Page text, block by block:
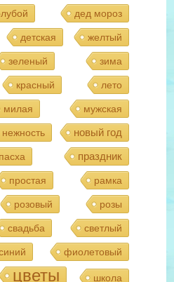
дед мороз
детская желтый
зеленый зима
красный лето
милая мужская
нежность новый год
пасха
праздник
простая рамка
розовый розы
свадьба светлый
фиолетовый
цветы школа